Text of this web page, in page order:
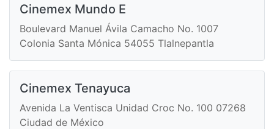
Cinemex Mundo E
Boulevard Manuel Ávila Camacho No. 1007
Colonia Santa Mónica 54055 Tlalnepantla
Cinemex Tenayuca
Avenida La Ventisca Unidad Croc No. 100 07268
Ciudad de México